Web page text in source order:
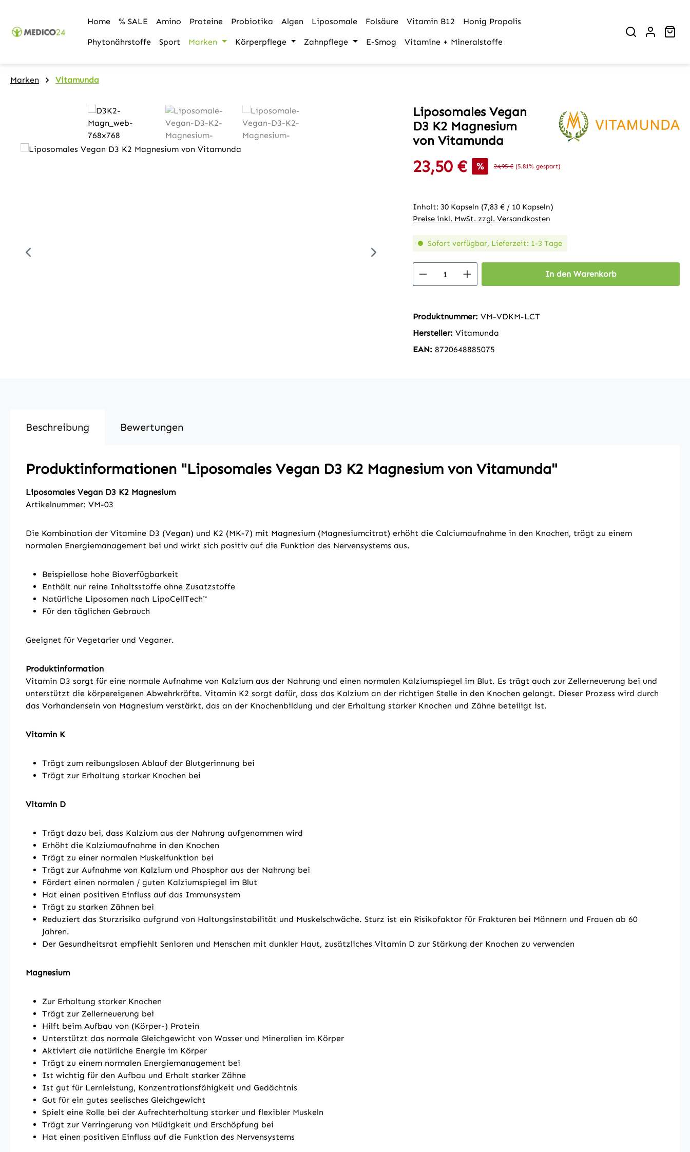
Home
% SALE Amino Proteine Probiotika Algen Liposomale Folsäure Vitamin B12 Honig Propolis
Phytonährstoffe Sport Marken Körperpflege Zahnpflege E-Smog Vitamine + Mineralstoffe
Marken Vitamunda
Bildergalerie überspringen
Liposomales Vegan
D3 K2 Magnesium
von Vitamunda
Verkaufspreis:
23,50 € % Regulärer Preis:
24,95 € (5.81% gespart)
Inhalt: 30 Kapseln (7,83 € / 10 Kapseln)
Preise inkl. MwSt. zzgl. Versandkosten
Sofort verfügbar, Lieferzeit: 1-3 Tage
Produkt Anzahl: Gib den gewünschten Wert
In den Warenkorb
Produktnummer: VM-VDKM-LCT
Hersteller: Vitamunda
EAN: 8720648885075
Beschreibung Bewertungen
Produktinformationen "Liposomales Vegan D3 K2 Magnesium von Vitamunda"
Liposomales Vegan D3 K2 Magnesium
Artikelnummer: VM-03
Die Kombination der Vitamine D3 (Vegan) und K2 (MK-7) mit Magnesium (Magnesiumcitrat) erhöht die Calciumaufnahme in den Knochen, trägt zu einem
normalen Energiemanagement bei und wirkt sich positiv auf die Funktion des Nervensystems aus.
Beispiellose hohe Bioverfügbarkeit
Enthält nur reine Inhaltsstoffe ohne Zusatzstoffe
Natürliche Liposomen nach LipoCellTech™
Für den täglichen Gebrauch
Geeignet für Vegetarier und Veganer.
Produktinformation
Vitamin D3 sorgt für eine normale Aufnahme von Kalzium aus der Nahrung und einen normalen Kalziumspiegel im Blut. Es trägt auch zur Zellerneuerung bei und
unterstützt die körpereigenen Abwehrkräfte. Vitamin K2 sorgt dafür, dass das Kalzium an der richtigen Stelle in den Knochen gelangt. Dieser Prozess wird durch
das Vorhandensein von Magnesium verstärkt, das an der Knochenbildung und der Erhaltung starker Knochen und Zähne beteiligt ist.
Vitamin K
Trägt zum reibungslosen Ablauf der Blutgerinnung bei
Trägt zur Erhaltung starker Knochen bei
Vitamin D
Trägt dazu bei, dass Kalzium aus der Nahrung aufgenommen wird
Erhöht die Kalziumaufnahme in den Knochen
Trägt zu einer normalen Muskelfunktion bei
Trägt zur Aufnahme von Kalzium und Phosphor aus der Nahrung bei
Fördert einen normalen / guten Kalziumspiegel im Blut
Hat einen positiven Einfluss auf das Immunsystem
Trägt zu starken Zähnen bei
Reduziert das Sturzrisiko aufgrund von Haltungsinstabilität und Muskelschwäche. Sturz ist ein Risikofaktor für Frakturen bei Männern und Frauen ab 60
Jahren.
Der Gesundheitsrat empfiehlt Senioren und Menschen mit dunkler Haut, zusätzliches Vitamin D zur Stärkung der Knochen zu verwenden
Magnesium
Zur Erhaltung starker Knochen
Trägt zur Zellerneuerung bei
Hilft beim Aufbau von (Körper-) Protein
Unterstützt das normale Gleichgewicht von Wasser und Mineralien im Körper
Aktiviert die natürliche Energie im Körper
Trägt zu einem normalen Energiemanagement bei
Ist wichtig für den Aufbau und Erhalt starker Zähne
Ist gut für Lernleistung, Konzentrationsfähigkeit und Gedächtnis
Gut für ein gutes seelisches Gleichgewicht
Spielt eine Rolle bei der Aufrechterhaltung starker und flexibler Muskeln
Trägt zur Verringerung von Müdigkeit und Erschöpfung bei
Hat einen positiven Einfluss auf die Funktion des Nervensystems